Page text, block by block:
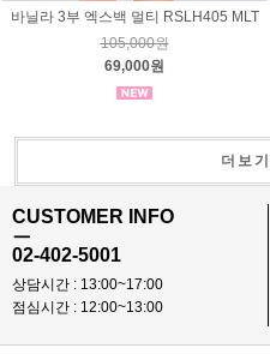
바닐라 3부 엑스백 멀티 RSLH405 MLT
105,000원
69,000원
더보기
CUSTOMER INFO
ㅡ
02-402-5001
상담시간 : 13:00~17:00
점심시간 : 12:00~13:00